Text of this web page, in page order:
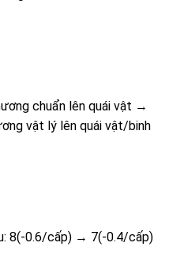
chuẩn lên quái vật →
vật lý lên quái vật/binh
8(-0.6/cấp) → 7(-0.4/cấp)